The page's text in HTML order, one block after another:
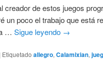
creador de estos juegos
un poco el trabajo que está
…Sigue leyendo →
Etiquetado allegro,Calamixian,